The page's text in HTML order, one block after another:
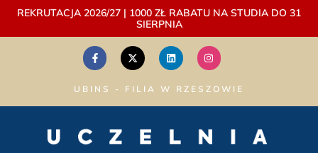
REKRUTACJA 2026/27 | 1000 ZŁ RABATU NA STUDIA DO 31
SIERPNIA
UBINS - FILIA W RZESZOWIE